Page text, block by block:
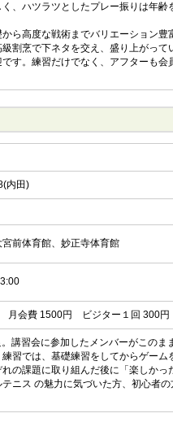
、ハツラツとしたプレー振りは年齢
ら高度な戦術までバリエーション豊
割烹で下ネタを交え、盛り上がって
です。練習だけでなく、アフターも
内田)
前体育館、妙正寺体育館
月会費 1500円 ビジター１回 300円
講習会に参加したメンバーがこのま
習では、基礎練習をしてからゲーム
の課題に取り組んだ後に「楽しかっ
ニス の魅力に気づいた方、初心者